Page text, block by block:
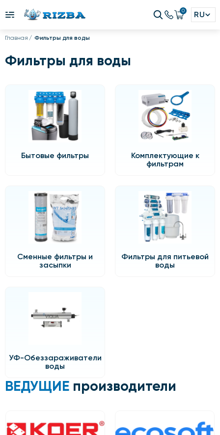
0 RU
Главная Фильтры для воды
Фильтры для воды
Бытовые фильтры
Комплектующие к
фильтрам
Сменные фильтры и
засыпки
Фильтры для питьевой
воды
УФ-Обеззараживатели
воды
ВЕДУЩИЕ производители